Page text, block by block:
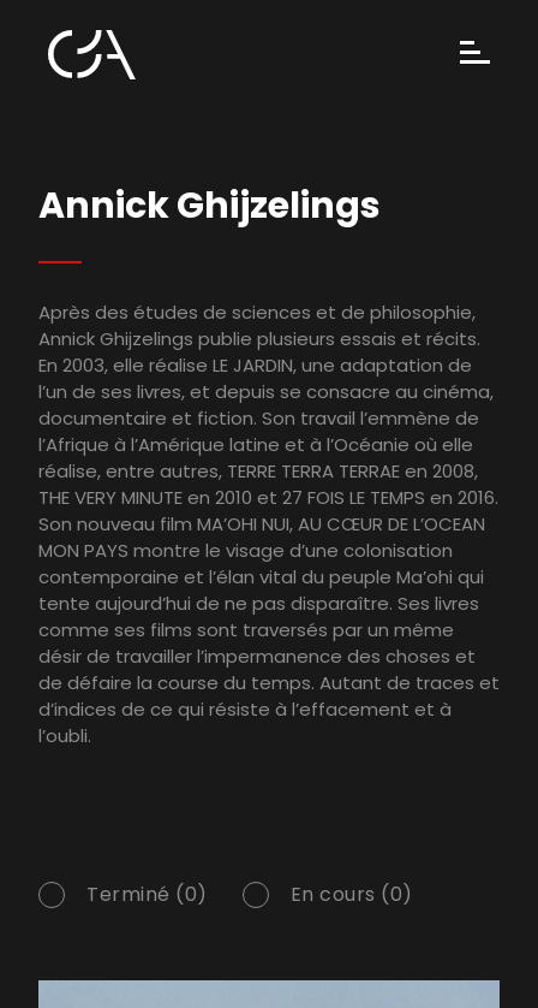
Annick Ghijzelings
Après des études de sciences et de philosophie,
Annick Ghijzelings publie plusieurs essais et récits.
En 2003, elle réalise LE JARDIN, une adaptation de
l’un de ses livres, et depuis se consacre au cinéma,
documentaire et fiction. Son travail l’emmène de
l’Afrique à l’Amérique latine et à l’Océanie où elle
réalise, entre autres, TERRE TERRA TERRAE en 2008,
THE VERY MINUTE en 2010 et 27 FOIS LE TEMPS en 2016.
Son nouveau film MA’OHI NUI, AU CŒUR DE L’OCEAN
MON PAYS montre le visage d’une colonisation
contemporaine et l’élan vital du peuple Ma’ohi qui
tente aujourd’hui de ne pas disparaître. Ses livres
comme ses films sont traversés par un même
désir de travailler l’impermanence des choses et
de défaire la course du temps. Autant de traces et
d’indices de ce qui résiste à l’effacement et à
l’oubli.
Terminé (0) En cours (0)